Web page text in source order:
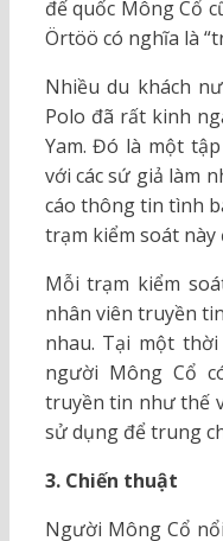
đế quốc Mông Cổ
Örtöö có nghĩa là
Nhiều du khách
Polo đã rất kinh
Yam. Đó là một
với các sứ giả làm
cáo thông tin tình
trạm kiểm soát này
Mỗi trạm kiểm
nhân viên truyền
nhau. Tại một
người Mông Cổ
truyền tin như thế
sử dụng để trung
3. Chiến thuật
Người Mông Cổ